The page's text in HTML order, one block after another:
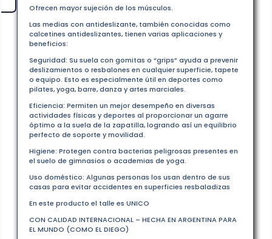
Ofrecen mayor sujeción de los músculos.
Las medias con antideslizante, también conocidas como
calcetines antideslizantes, tienen varias aplicaciones y
beneficios:
Seguridad: Su suela con gomitas o “grips” ayuda a prevenir
deslizamientos o resbalones en cualquier superficie, tapete
o equipo. Esto es especialmente útil en deportes como
pilates, yoga, barre, danza y artes marciales.
Eficiencia: Permiten un mejor desempeño en diversas
actividades físicas y deportes al proporcionar un agarre
óptimo a la suela de la zapatilla, logrando así un equilibrio
perfecto de soporte y movilidad.
Higiene: Protegen contra bacterias peligrosas presentes en
el suelo de gimnasios o academias de yoga.
Uso doméstico: Algunas personas los usan dentro de sus
casas para evitar accidentes en superficies resbaladizas
En este producto el talle es UNICO
CON CALIDAD INTERNACIONAL – HECHA EN ARGENTINA PARA
EL MUNDO (COMO EL DIEGO)